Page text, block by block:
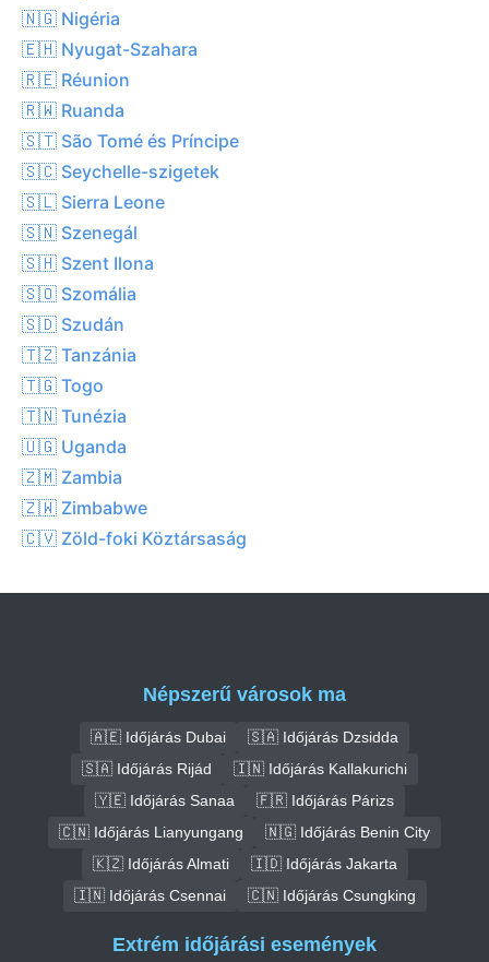
🇳🇬 Nigéria
🇪🇭 Nyugat-Szahara
🇷🇪 Réunion
🇷🇼 Ruanda
🇸🇹 São Tomé és Príncipe
🇸🇨 Seychelle-szigetek
🇸🇱 Sierra Leone
🇸🇳 Szenegál
🇸🇭 Szent Ilona
🇸🇴 Szomália
🇸🇩 Szudán
🇹🇿 Tanzánia
🇹🇬 Togo
🇹🇳 Tunézia
🇺🇬 Uganda
🇿🇲 Zambia
🇿🇼 Zimbabwe
🇨🇻 Zöld-foki Köztársaság
Népszerű városok ma
🇦🇪 Időjárás Dubai
🇸🇦 Időjárás Dzsidda
🇸🇦 Időjárás Rijád
🇮🇳 Időjárás Kallakurichi
🇾🇪 Időjárás Sanaa
🇫🇷 Időjárás Párizs
🇨🇳 Időjárás Lianyungang
🇳🇬 Időjárás Benin City
🇰🇿 Időjárás Almati
🇮🇩 Időjárás Jakarta
🇮🇳 Időjárás Csennai
🇨🇳 Időjárás Csungking
Extrém időjárási események